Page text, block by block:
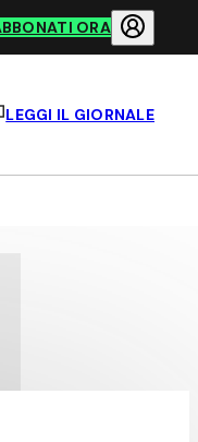
ORA
LEGGI IL GIORNALE